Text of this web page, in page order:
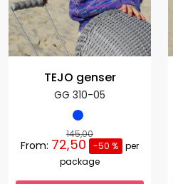
TEJO genser
GG 310-05
145,00
From: 72,50 -50 % per
package